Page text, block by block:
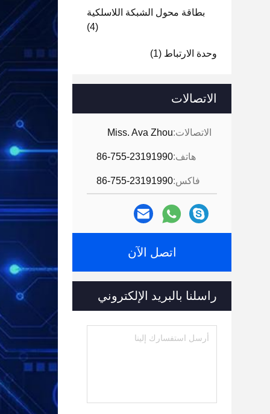
بطاقة محول الشبكة اللاسلكية
(4)
وحدة الارتباط (1)
الاتصالات
الاتصالات:Miss. Ava Zhou
هاتف:86-755-23191990
فاكس:86-755-23191990
اتصل الآن
راسلنا بالبريد الإلكتروني